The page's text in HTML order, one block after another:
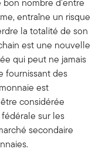
nombre d’entre
entraîne un risque
la totalité de son
est une nouvelle
qui peut ne jamais
fournissant des
est
considérée
sur les
secondaire